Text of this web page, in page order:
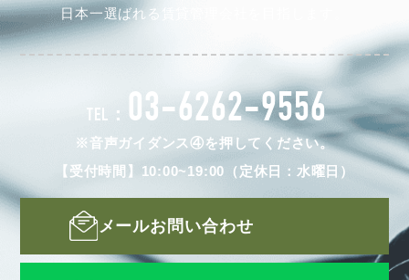
日本一選ばれる賃貸管理会社を目指します。
TEL： 03-6262-9556
※音声ガイダンス④を押してください。
【受付時間】10:00~19:00（定休日：水曜日）
メールお問い合わせ